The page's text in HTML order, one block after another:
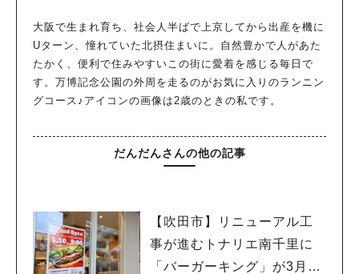
大阪で生まれ育ち、社会人半ばで上京してから出産を機に
Uターン、憧れていた北摂住まいに。自然豊かで人があた
たかく、便利で住みやすいこの街に愛着を感じる毎日で
す。万博記念公園の外周を走るのがお気に入りのランニン
グコース♪アイコンの画像は2歳のときの私です。
だんだんさんの他の記事
【吹田市】リニューアル工
事が進むトナリエ南千里に
「バーガーキング」が3月20